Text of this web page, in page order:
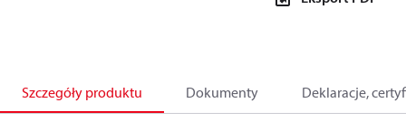
Szczegóły produktu Dokumenty Deklaracje,